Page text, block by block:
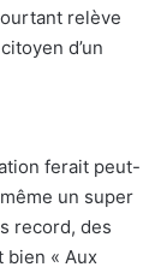
relève
d’un
ferait peut-
un super
record, des
bien « Aux